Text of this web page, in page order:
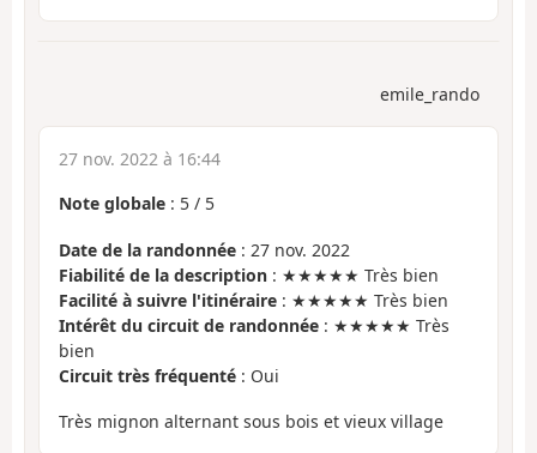
emile_rando
27 nov. 2022 à 16:44
Note globale : 5 / 5
Date de la randonnée : 27 nov. 2022
Fiabilité de la description : ★★★★★ Très bien
Facilité à suivre l'itinéraire : ★★★★★ Très bien
Intérêt du circuit de randonnée : ★★★★★ Très
bien
Circuit très fréquenté : Oui
Très mignon alternant sous bois et vieux village